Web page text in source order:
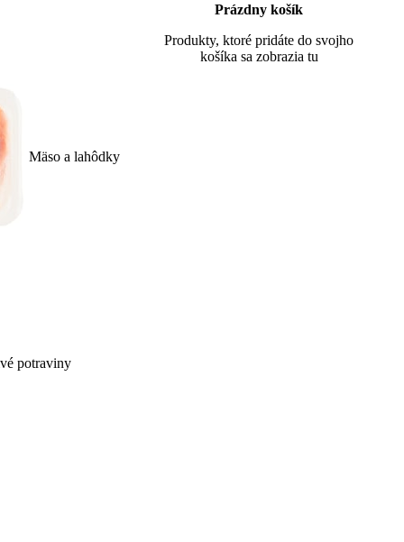
Mäso a lahôdky
potraviny
Prázdny košík
Produkty, ktoré pridáte do svojho
košíka sa zobrazia tu